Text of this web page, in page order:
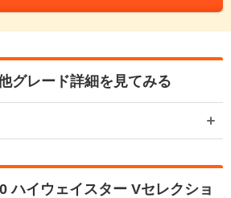
グレード詳細を見てみる
ハイウェイスター Vセレクショ